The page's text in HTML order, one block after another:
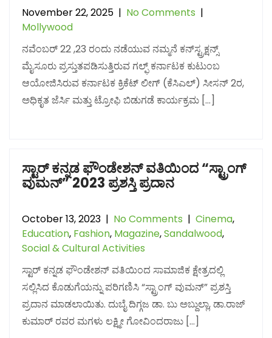
November 22, 2025 | No Comments |
Mollywood
ನವೆಂಬರ್ 22 ,23 ರಂದು ನಡೆಯುವ ನಮ್ಮನೆ ಕನ್‌ಸ್ಟ್ರಕ್ಷನ್ಸ್
ಮೈಸೂರು ಪ್ರಸ್ತುತಪಡಿಸುತ್ತಿರುವ ಗಲ್ಫ್ ಕರ್ನಾಟಕ ಕುಟುಂಬ
ಆಯೋಜಿಸಿರುವ ಕರ್ನಾಟಕ ಕ್ರಿಕೆಟ್ ಲೀಗ್ (ಕೆಸಿಎಲ್) ಸೀಸನ್ 2ರ,
ಅಧಿಕೃತ ಜೆರ್ಸಿ ಮತ್ತು ಟ್ರೋಫಿ ಬಿಡುಗಡೆ ಕಾರ್ಯಕ್ರಮ […]
ಸ್ಟಾರ್ ಕನ್ನಡ ಫೌಂಡೇಶನ್ ವತಿಯಿಂದ “ಸ್ಟ್ರಾಂಗ್
ವುಮನ್” 2023 ಪ್ರಶಸ್ತಿ ಪ್ರದಾನ
October 13, 2023 | No Comments | Cinema,
Education, Fashion, Magazine,Sandalwood,
Social & Cultural Activities
ಸ್ಟಾರ್ ಕನ್ನಡ ಫೌಂಡೇಶನ್ ವತಿಯಿಂದ ಸಾಮಾಜಿಕ ಕ್ಷೇತ್ರದಲ್ಲಿ
ಸಲ್ಲಿಸಿದ ಕೊಡುಗೆಯನ್ನು ಪರಿಗಣಿಸಿ “ಸ್ಟ್ರಾಂಗ್ ವುಮನ್” ಪ್ರಶಸ್ತಿ
ಪ್ರದಾನ ಮಾಡಲಾಯಿತು. ದುಬೈ ದಿಗ್ಗಜ ಡಾ. ಬು ಅಬ್ದುಲ್ಲಾ, ಡಾ.ರಾಜ್
ಕುಮಾರ್ ರವರ ಮಗಳು ಲಕ್ಷ್ಮೀ ಗೋವಿಂದರಾಜು […]